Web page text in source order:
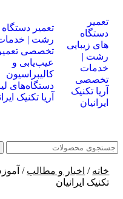
تعمیر
دستگاه
های زیبایی
رشت |
خدمات
تخصصی
آریا تکنیک
ایرانیان
تعمیر دستگاه
رشت |
تخصصی
عیب‌یابی و
کالیبراسیون
دستگاه‌های
آریا تکنیک
خانه / اخبار و مطالب /
تکنیک ایرانیان